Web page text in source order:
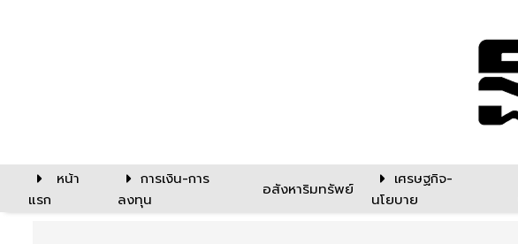
หน้า
แรก
การเงิน-การ
ลงทุน
อสังหาริมทรัพย์
เศรษฐกิจ-
นโยบาย